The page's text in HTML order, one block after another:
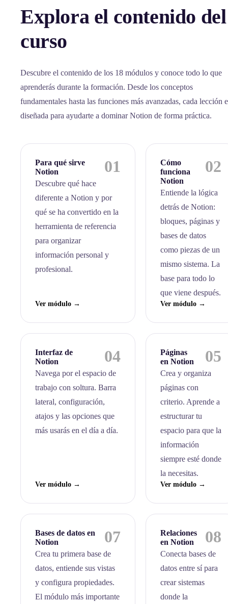
Explora el contenido del
curso
Descubre el contenido de los 18 módulos y conoce todo lo que
aprenderás durante la formación. Desde los conceptos
fundamentales hasta las funciones más avanzadas, cada lección
diseñada para ayudarte a dominar Notion de forma práctica.
Para qué sirve
Notion
01
Descubre qué hace
diferente a Notion y por
qué se ha convertido en la
herramienta de referencia
para organizar
información personal y
profesional.
Ver módulo →
Cómo
funciona
Notion
02
Entiende la lógica
detrás de Notion:
bloques, páginas y
bases de datos
como piezas de un
mismo sistema. La
base para todo lo
que viene después.
Ver módulo →
Interfaz de
Notion
04
Navega por el espacio de
trabajo con soltura. Barra
lateral, configuración,
atajos y las opciones que
más usarás en el día a día.
Ver módulo →
Páginas
en Notion
05
Crea y organiza
páginas con
criterio. Aprende a
estructurar tu
espacio para que la
información
siempre esté donde
la necesitas.
Ver módulo →
Bases de datos en
Notion
07
Crea tu primera base de
datos, entiende sus vistas
y configura propiedades.
El módulo más importante
Relaciones
en Notion
08
Conecta bases de
datos entre sí para
crear sistemas
donde la